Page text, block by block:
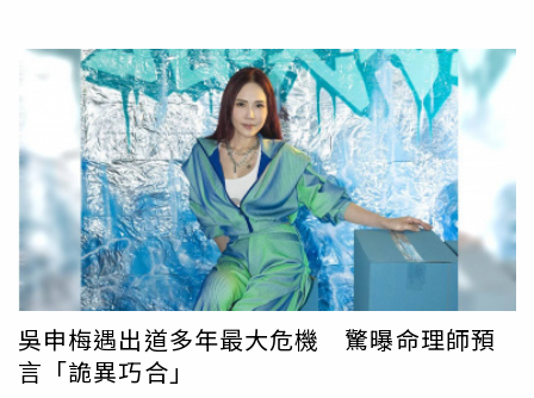
吳申梅遇出道多年最大危機 驚曝命理師預
言「詭異巧合」